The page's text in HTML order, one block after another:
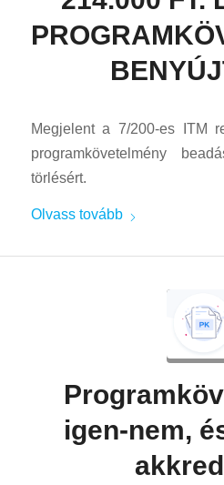
Megjelent a 7/200-es ITM
programkövetelmény
törlésért.
Olvass tovább
igen-nem,